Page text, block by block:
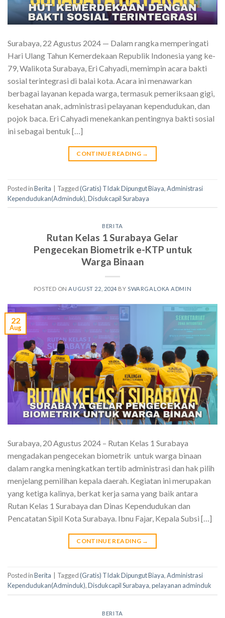
Surabaya, 22 Agustus 2024 — Dalam rangka memperingati
Hari Ulang Tahun Kemerdekaan Republik Indonesia yang ke-
79, Walikota Surabaya, Eri Cahyadi, memimpin acara bakti
sosial terintegrasi di balai kota. Acara ini menawarkan
berbagai layanan kepada warga, termasuk pemeriksaan gigi,
kesehatan anak, administrasi pelayanan kependudukan, dan
pojok baca. Eri Cahyadi menekankan pentingnya bakti sosial
ini sebagai bentuk […]
CONTINUE READING →
Posted inBerita Tagged(Gratis) TIdak Dipungut Biaya,Administrasi
Kependudukan(Adminduk),Disdukcapil Surabaya
BERITA
Rutan Kelas 1 Surabaya Gelar
Pengecekan Biometrik e-KTP untuk
Warga Binaan
POSTED ONAUGUST 22, 2024 BYSWARGALOKA ADMIN
22
Aug
Surabaya, 20 Agustus 2024 – Rutan Kelas 1 Surabaya
mengadakan pengecekan biometrik untuk warga binaan
dalam rangka meningkatkan tertib administrasi dan hak pilih
menjelang pemilihan kepala daerah. Kegiatan ini merupakan
yang ketiga kalinya, berkat kerja sama yang baik antara
Rutan Kelas 1 Surabaya dan Dinas Kependudukan dan
Pencatatan Sipil Kota Surabaya. Ibnu Fajar, Kepala Subsi […]
CONTINUE READING →
Posted inBerita Tagged(Gratis) TIdak Dipungut Biaya,Administrasi
Kependudukan(Adminduk),Disdukcapil Surabaya,pelayanan adminduk
BERITA